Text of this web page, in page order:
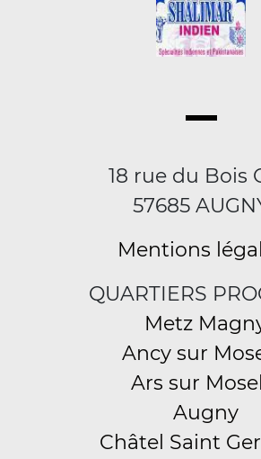
18 rue du Bois
57685
Mentions
QUARTIERS
Metz
Ancy sur
Ars sur
Augny
Châtel Saint